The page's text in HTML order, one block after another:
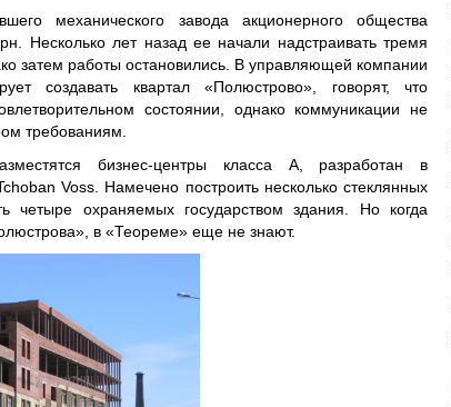
механического завода акционерного общества
Несколько лет назад ее начали надстраивать тремя
затем работы остановились. В управляющей компании
создавать квартал «Полюстрово», говорят, что
состоянии, однако коммуникации не
требованиям.
бизнес-центры класса A, разработан в
Voss. Намечено построить несколько стеклянных
четыре охраняемых государством здания. Но когда
в «Теореме» еще не знают.